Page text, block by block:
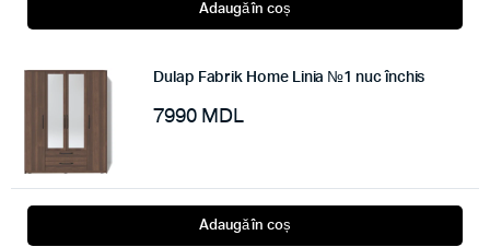
Adaugă în coș
Dulap Fabrik Home Linia №1 nuc închis
7990 MDL
Adaugă în coș